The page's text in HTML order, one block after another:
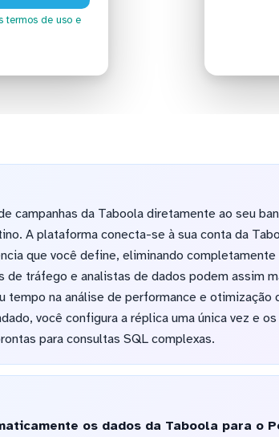
termos de uso e
campanhas da Taboola diretamente ao seu
A plataforma conecta-se à sua conta da
que você define, eliminando
de tráfego e analistas de dados podem assim
tempo na análise de performance e otimização
você configura a réplica uma única vez e
para consultas SQL complexas.
os dados da Taboola para o